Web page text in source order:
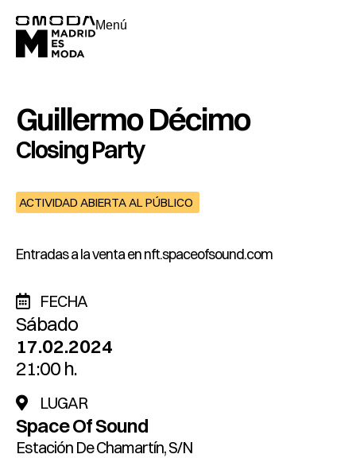
Menú
FECHA
Sábado
17.02.2024
21:00 h.
LUGAR
Space Of Sound
Estación De Chamartín, S/n
Guillermo Décimo
Closing Party
ACTIVIDAD ABIERTA AL PÚBLICO
Entradas a la venta ennft.spaceofsound.com